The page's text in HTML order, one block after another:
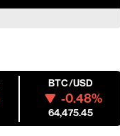
BTC/USD
-0.48%
64,475.45